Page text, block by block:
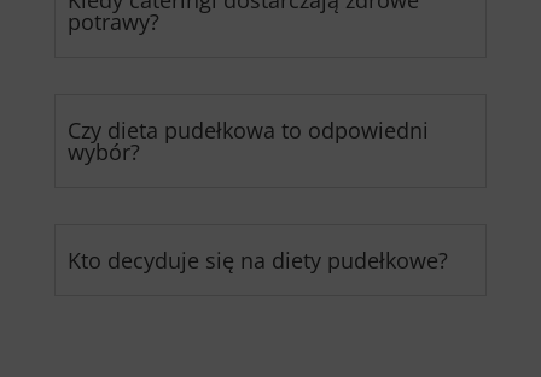
potrawy?
Czy dieta pudełkowa to odpowiedni
wybór?
Kto decyduje się na diety pudełkowe?